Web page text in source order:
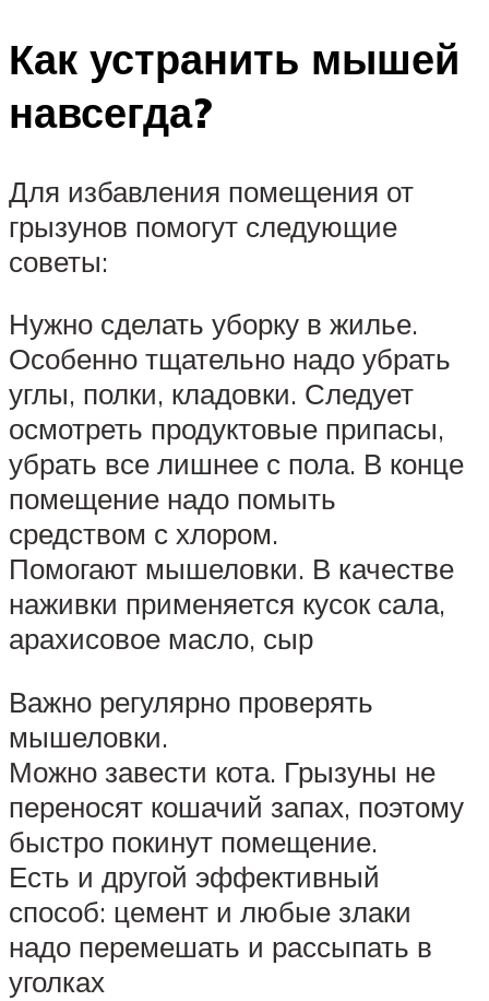
Как устранить мышей
навсегда?
Для избавления помещения от
грызунов помогут следующие
советы:
Нужно сделать уборку в жилье.
Особенно тщательно надо убрать
углы, полки, кладовки. Следует
осмотреть продуктовые припасы,
убрать все лишнее с пола. В конце
помещение надо помыть
средством с хлором.
Помогают мышеловки. В качестве
наживки применяется кусок сала,
арахисовое масло, сыр
Важно регулярно проверять
мышеловки.
Можно завести кота. Грызуны не
переносят кошачий запах, поэтому
быстро покинут помещение.
Есть и другой эффективный
способ: цемент и любые злаки
надо перемешать и рассыпать в
уголках